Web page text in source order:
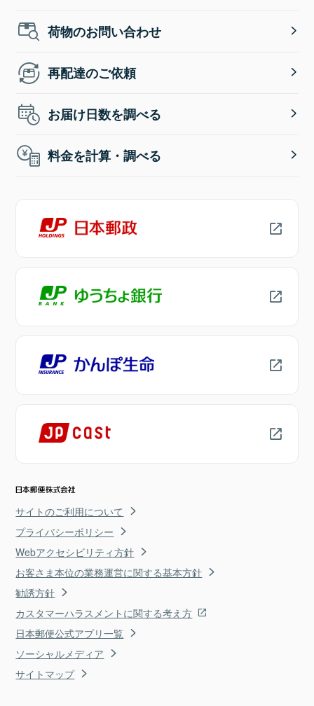
荷物のお問い合わせ
再配達のご依頼
お届け日数を調べる
料金を計算・調べる
サイトのご利用について
プライバシーポリシー
Webアクセシビリティ方針
お客さま本位の業務運営に関する基本方針
勧誘方針
カスタマーハラスメントに関する考え方
日本郵便公式アプリ一覧
ソーシャルメディア
サイトマップ